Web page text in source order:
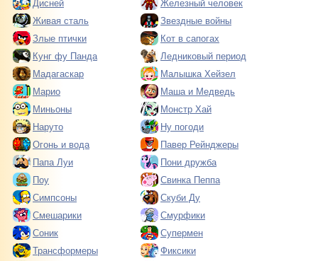
Дисней
Железный человек
Живая сталь
Звездные войны
Злые птички
Кот в сапогах
Кунг фу Панда
Ледниковый период
Мадагаскар
Малышка Хейзел
Марио
Маша и Медведь
Миньоны
Монстр Хай
Наруто
Ну погоди
Огонь и вода
Павер Рейнджеры
Папа Луи
Пони дружба
Поу
Свинка Пеппа
Симпсоны
Скуби Ду
Смешарики
Смурфики
Соник
Супермен
Трансформеры
Фиксики